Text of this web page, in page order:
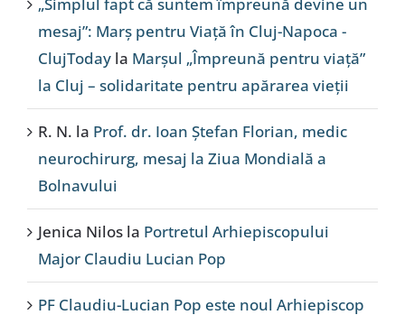
mesaj”: Marș pentru Viață în Cluj-Napoca -
ClujToday la Marșul „Împreună pentru viață”
la Cluj – solidaritate pentru apărarea vieții
R. N. la Prof. dr. Ioan Ștefan Florian, medic
neurochirurg, mesaj la Ziua Mondială a
Bolnavului
Jenica Nilos la Portretul Arhiepiscopului
Major Claudiu Lucian Pop
PF Claudiu-Lucian Pop este noul Arhiepiscop